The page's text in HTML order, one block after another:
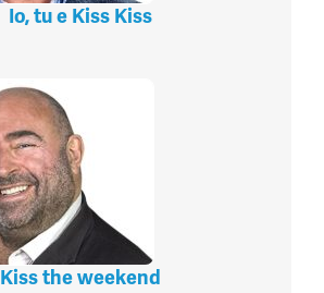
Io, tu e Kiss Kiss
Kiss the weekend